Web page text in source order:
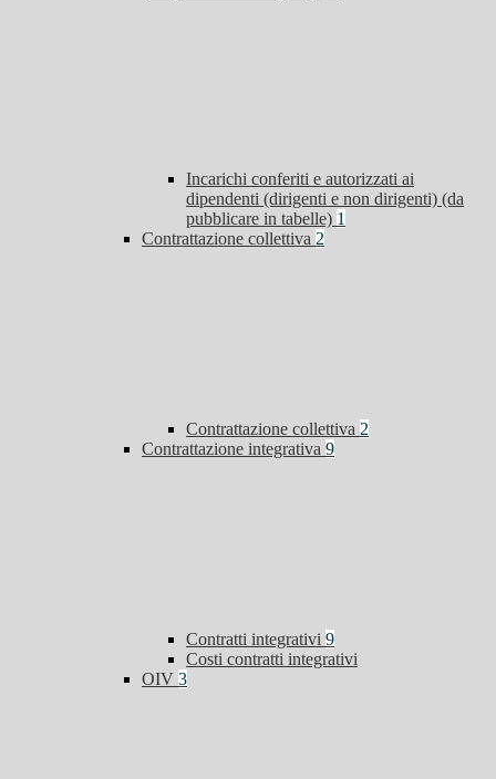
Incarichi conferiti e autorizzati ai
dipendenti (dirigenti e non dirigenti) (da
pubblicare in tabelle) 1
Contrattazione collettiva 2
Contrattazione collettiva 2
Contrattazione integrativa 9
Contratti integrativi 9
Costi contratti integrativi
OIV 3